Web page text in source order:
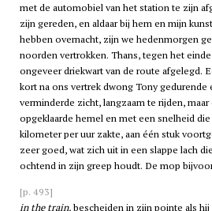
met de automobiel van het station te zijn
zijn gereden, en aldaar bij hem en mijn
hebben overnacht, zijn we hedenmorgen
noorden vertrokken. Thans, tegen het
ongeveer driekwart van de route afgelegd.
kort na ons vertrek dwong Tony gedurende
verminderde zicht, langzaam te rijden,
opgeklaarde hemel en met een snelheid
kilometer per uur zakte, aan één stuk
zeer goed, wat zich uit in een slappe lach
ochtend in zijn greep houdt. De mop
[p. 493]
in the train,bescheiden in zijn pointe als